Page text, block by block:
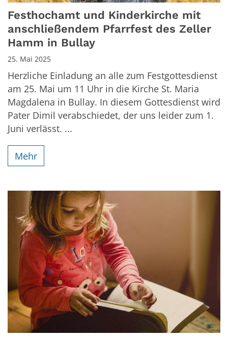
Festhochamt und Kinderkirche mit
anschließendem Pfarrfest des Zeller
Hamm in Bullay
25. Mai 2025
Herzliche Einladung an alle zum Festgottesdienst
am 25. Mai um 11 Uhr in die Kirche St. Maria
Magdalena in Bullay. In diesem Gottesdienst wird
Pater Dimil verabschiedet, der uns leider zum 1.
Juni verlässt. ...
Mehr